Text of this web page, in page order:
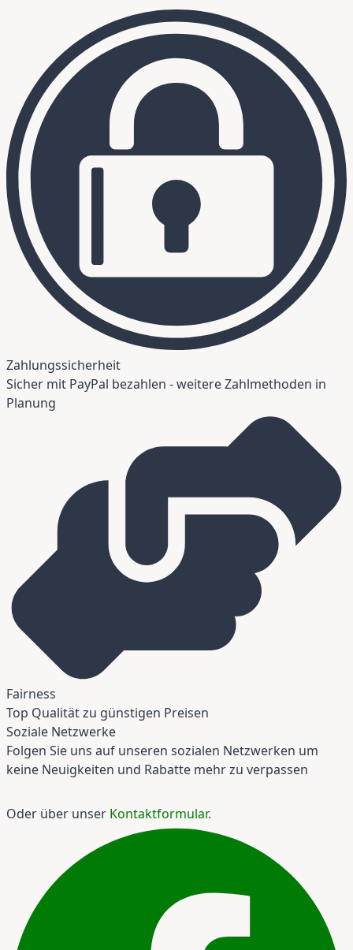
Zahlungssicherheit
Sicher mit PayPal bezahlen - weitere Zahlmethoden in
Planung
Fairness
Top Qualität zu günstigen Preisen
Soziale Netzwerke
Folgen Sie uns auf unseren sozialen Netzwerken um
keine Neuigkeiten und Rabatte mehr zu verpassen
Oder über unser Kontaktformular.